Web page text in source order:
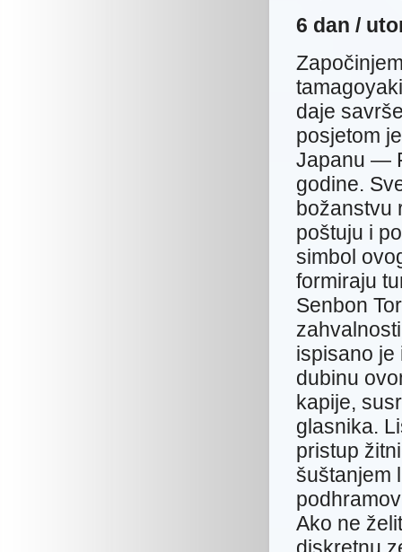
6 dan /
daje
posjetom
Japanu —
godine.
božanstvu
poštuju i
simbol
formiraju
Senbon
ispisano je
dubinu
kapije,
glasnika.
pristup
šuštanjem
Ako ne